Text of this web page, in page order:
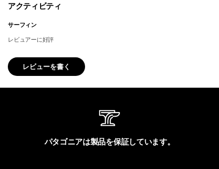
アクティビティ
サーフィン
レビュアーに好評
レビューを書く
パタゴニアは製品を保証しています。